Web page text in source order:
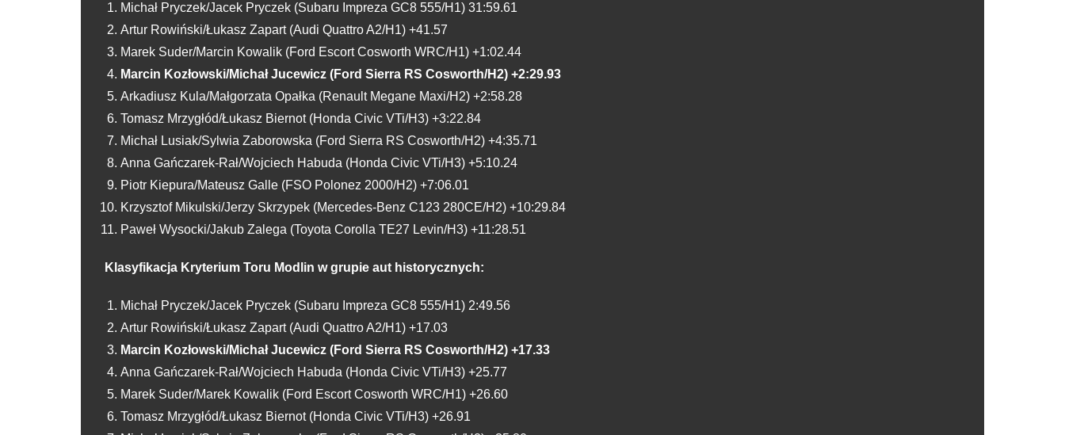
Michał Pryczek/Jacek Pryczek (Subaru Impreza GC8 555/H1) 31:59.61
Artur Rowiński/Łukasz Zapart (Audi Quattro A2/H1) +41.57
Marek Suder/Marcin Kowalik (Ford Escort Cosworth WRC/H1) +1:02.44
Marcin Kozłowski/Michał Jucewicz (Ford Sierra RS Cosworth/H2) +2:29.93
Arkadiusz Kula/Małgorzata Opałka (Renault Megane Maxi/H2) +2:58.28
Tomasz Mrzygłód/Łukasz Biernot (Honda Civic VTi/H3) +3:22.84
Michał Lusiak/Sylwia Zaborowska (Ford Sierra RS Cosworth/H2) +4:35.71
Anna Gańczarek-Rał/Wojciech Habuda (Honda Civic VTi/H3) +5:10.24
Piotr Kiepura/Mateusz Galle (FSO Polonez 2000/H2) +7:06.01
Krzysztof Mikulski/Jerzy Skrzypek (Mercedes-Benz C123 280CE/H2) +10:29.84
Paweł Wysocki/Jakub Zalega (Toyota Corolla TE27 Levin/H3) +11:28.51
Klasyfikacja Kryterium Toru Modlin w grupie aut historycznych:
Michał Pryczek/Jacek Pryczek (Subaru Impreza GC8 555/H1) 2:49.56
Artur Rowiński/Łukasz Zapart (Audi Quattro A2/H1) +17.03
Marcin Kozłowski/Michał Jucewicz (Ford Sierra RS Cosworth/H2) +17.33
Anna Gańczarek-Rał/Wojciech Habuda (Honda Civic VTi/H3) +25.77
Marek Suder/Marek Kowalik (Ford Escort Cosworth WRC/H1) +26.60
Tomasz Mrzygłód/Łukasz Biernot (Honda Civic VTi/H3) +26.91